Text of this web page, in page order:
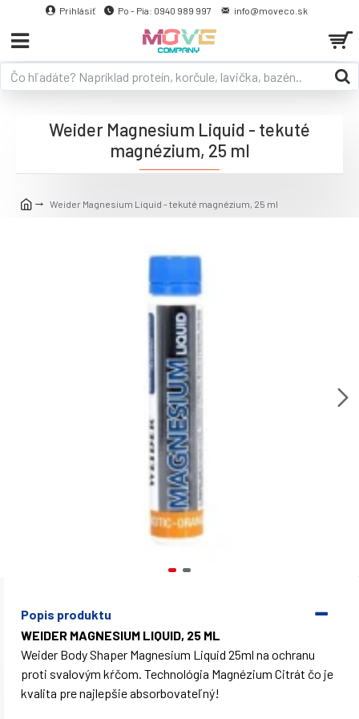
Prihlásiť Po - Pia: 0940 989 997 info@moveco.sk
Weider Magnesium Liquid - tekuté magnézium, 25 ml
Weider Magnesium Liquid - tekuté
magnézium, 25 ml
Popis produktu
WEIDER MAGNESIUM LIQUID, 25 ML
Weider Body Shaper Magnesium Liquid 25ml na ochranu
proti svalovým kŕčom. Technológia Magnézium Citrát čo je
kvalita pre najlepšie absorbovateľný!